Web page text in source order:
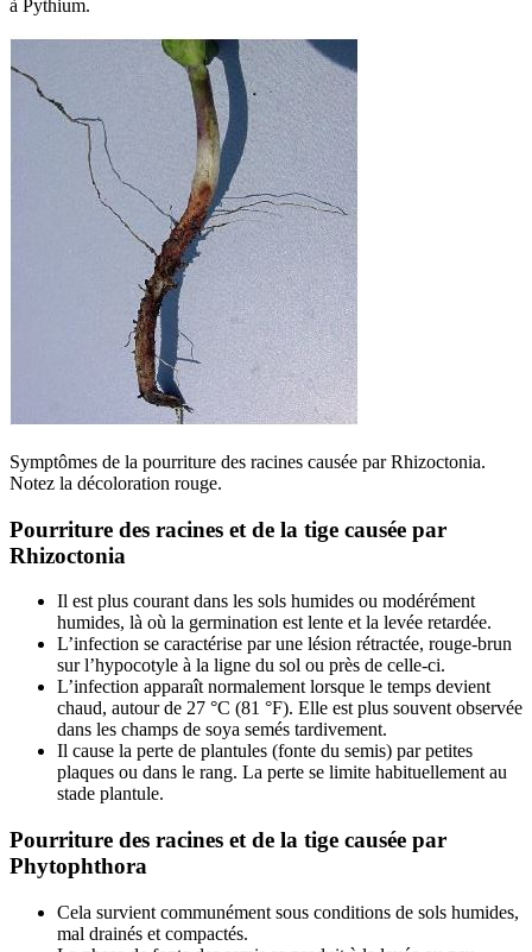
à Pythium.
Symptômes de la pourriture des racines causée par Rhizoctonia.
Notez la décoloration rouge.
Pourriture des racines et de la tige causée par
Rhizoctonia
Il est plus courant dans les sols humides ou modérément
humides, là où la germination est lente et la levée retardée.
L’infection se caractérise par une lésion rétractée, rouge-brun
sur l’hypocotyle à la ligne du sol ou près de celle-ci.
L’infection apparaît normalement lorsque le temps devient
chaud, autour de 27 °C (81 °F). Elle est plus souvent observée
dans les champs de soya semés tardivement.
Il cause la perte de plantules (fonte du semis) par petites
plaques ou dans le rang. La perte se limite habituellement au
stade plantule.
Pourriture des racines et de la tige causée par
Phytophthora
Cela survient communément sous conditions de sols humides,
mal drainés et compactés.